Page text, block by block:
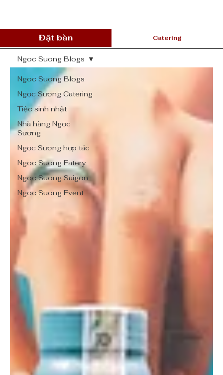
Catering
Đặt bàn
Ngoc Suong Blogs
Ngọc Sương Catering
Tiệc sinh nhật
Nhà hàng Ngọc
Sương
Ngọc Sương hợp tác
Ngoc Suong Eatery
Ngoc Suong Saigon
Ngoc Suong Event
Ngoc Suong Blogs